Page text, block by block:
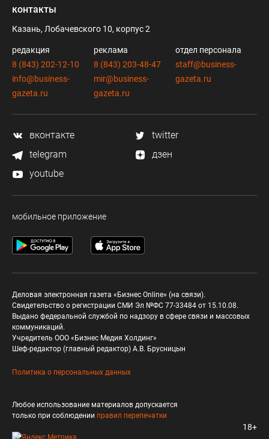
контакты
Казань, Лобачевского 10, корпус 2
редакция
8 (843) 202-12-10
info@business-
gazeta.ru
реклама
8 (843) 203-48-47
mir@business-
gazeta.ru
отдел персонала
staff@business-
gazeta.ru
вконтакте
twitter
telegram
дзен
youtube
мобильное приложение
Деловая электронная газета «Бизнес Online» (на связи).
Свидетельство о регистрации СМИ Эл №ФС 77-33484 от 15.10.08.
Выдано федеральной службой по надзору в сфере связи и массовых
коммуникаций.
Учредитель ООО «Бизнес Медия Холдинг»
Шеф-редактор (главный редактор) А.В. Брусницын
Политика о персональных данных
Любое использование материалов допускается
только при соблюдении правил перепечатки
18+